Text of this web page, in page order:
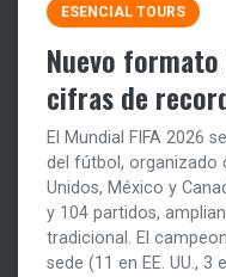
ESENCIAL TOURS
Nuevo
cifras de
El Mundial FIFA 2026
del fútbol, organizado
Unidos, México y
y 104 partidos,
tradicional. El
sede (11 en EE. UU., 3